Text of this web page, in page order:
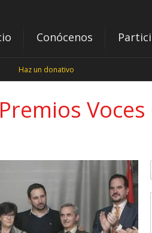
Conócenos
Haz un donativo